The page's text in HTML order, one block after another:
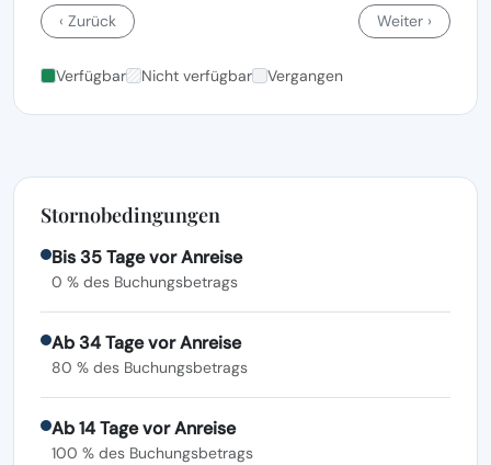
‹ Zurück Weiter ›
Verfügbar Nicht verfügbar Vergangen
Stornobedingungen
Bis 35 Tage vor Anreise
0 % des Buchungsbetrags
Ab 34 Tage vor Anreise
80 % des Buchungsbetrags
Ab 14 Tage vor Anreise
100 % des Buchungsbetrags